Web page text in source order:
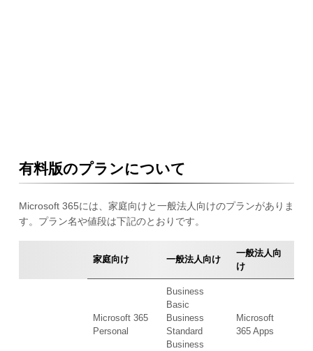
有料版のプランについて
Microsoft 365には、家庭向けと一般法人向けのプランがありま
す。プラン名や値段は下記のとおりです。
家庭向け 一般法人向け
一般法人向
け
Microsoft 365
Personal
Business
Basic
Business
Standard
Business
Microsoft
365 Apps